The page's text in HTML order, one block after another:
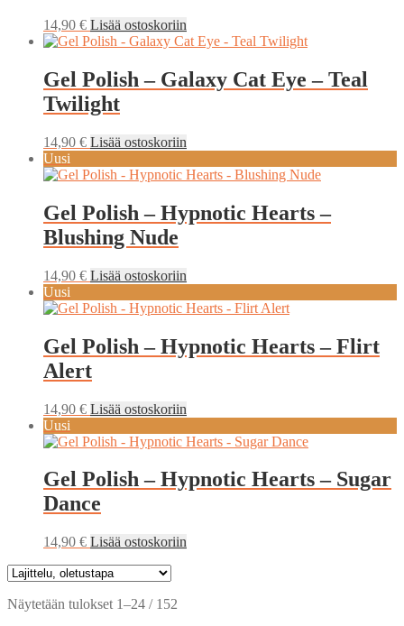
14,90 € Lisää ostoskoriin
Gel Polish – Galaxy Cat Eye – Teal
Twilight
14,90 € Lisää ostoskoriin
Uusi
Gel Polish – Hypnotic Hearts –
Blushing Nude
14,90 € Lisää ostoskoriin
Uusi
Gel Polish – Hypnotic Hearts – Flirt
Alert
14,90 € Lisää ostoskoriin
Uusi
Gel Polish – Hypnotic Hearts – Sugar
Dance
14,90 € Lisää ostoskoriin
Näytetään tulokset 1–24 / 152